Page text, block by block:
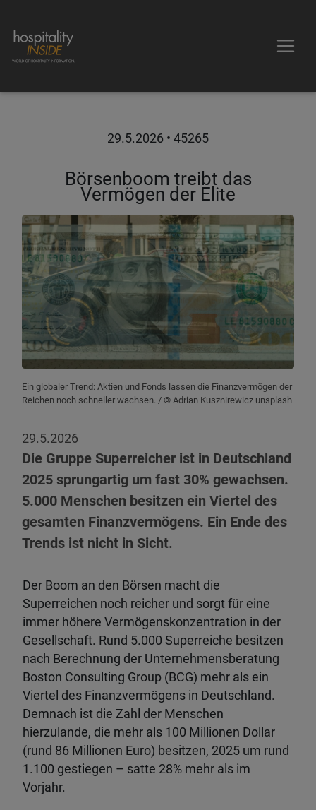
29.5.2026 • 45265
Börsenboom treibt das
Vermögen der Elite
Ein globaler Trend: Aktien und Fonds lassen die Finanzvermögen der
Reichen noch schneller wachsen.
/ © Adrian Kusznirewicz unsplash
29.5.2026
Die Gruppe Superreicher ist in Deutschland
2025 sprungartig um fast 30% gewachsen.
5.000 Menschen besitzen ein Viertel des
gesamten Finanzvermögens. Ein Ende des
Trends ist nicht in Sicht.
Der Boom an den Börsen macht die
Superreichen noch reicher und sorgt für eine
immer höhere Vermögenskonzentration in der
Gesellschaft. Rund 5.000 Superreiche besitzen
nach Berechnung der Unternehmensberatung
Boston Consulting Group (BCG) mehr als ein
Viertel des Finanzvermögens in Deutschland.
Demnach ist die Zahl der Menschen
hierzulande, die mehr als 100 Millionen Dollar
(rund 86 Millionen Euro) besitzen, 2025 um rund
1.100 gestiegen – satte 28% mehr als im
Vorjahr.